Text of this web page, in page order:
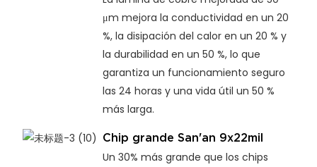
μm mejora la conductividad en un 20
%, la disipación del calor en un 20 % y
la durabilidad en un 50 %, lo que
garantiza un funcionamiento seguro
las 24 horas y una vida útil un 50 %
más larga.
Chip grande San'an 9x22mil
Un 30% más grande que los chips